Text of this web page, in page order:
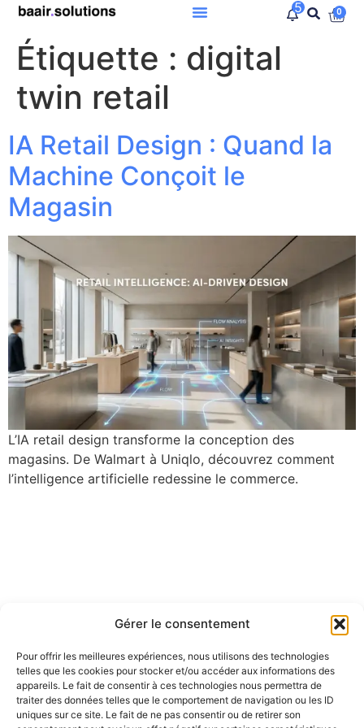
Gérer le consentement
Pour offrir les meilleures expériences, nous utilisons des technologies
telles que les cookies pour stocker et/ou accéder aux informations des
appareils. Le fait de consentir à ces technologies nous permettra de
traiter des données telles que le comportement de navigation ou les ID
uniques sur ce site. Le fait de ne pas consentir ou de retirer son
5 0
Étiquette : digital
twin retail
IA Retail Design : Quand la
Machine Conçoit le
Magasin
L’IA retail design transforme la conception des
magasins. De Walmart à Uniqlo, découvrez comment
l’intelligence artificielle redessine le commerce.